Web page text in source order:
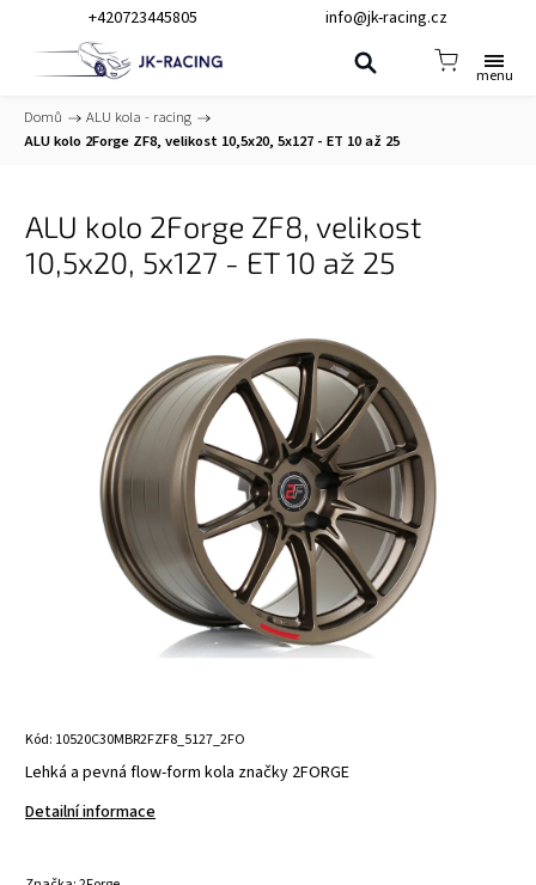
+420723445805 info@jk-racing.cz
Domů / ALU kola - racing /
ALU kolo 2Forge ZF8, velikost 10,5x20, 5x127 - ET 10 až 25
ALU kolo 2Forge ZF8, velikost
10,5x20, 5x127 - ET 10 až 25
Kód: 10520C30MBR2FZF8_5127_2FO
Lehká a pevná flow-form kola značky 2FORGE
Detailní informace